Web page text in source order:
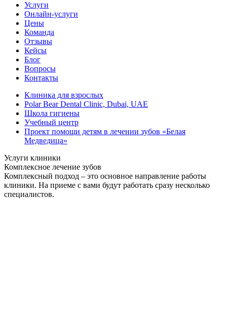
Услуги
Онлайн-услуги
Цены
Команда
Отзывы
Кейсы
Блог
Вопросы
Контакты
Клиника для взрослых
Polar Bear Dental Clinic, Dubai, UAE
Школа гигиены
Учебный центр
Проект помощи детям в лечении зубов «Белая
Медведица»
Услуги клиники
Комплексное лечение зубов
Комплексный подход – это основное направление работы
клиники. На приеме с вами будут работать сразу несколько
специалистов.